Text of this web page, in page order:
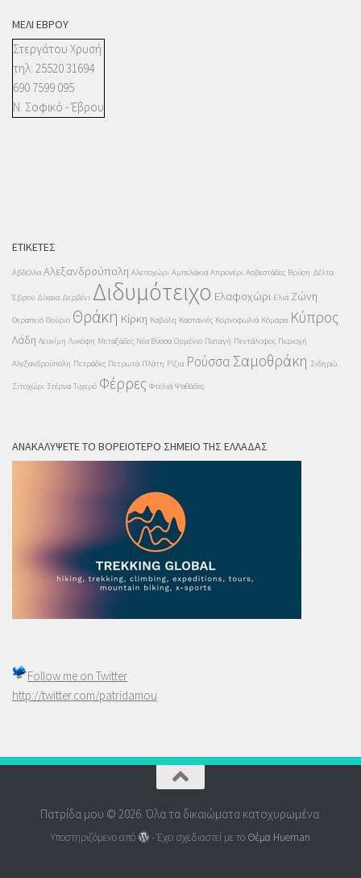
ΜΈΛΙ ΈΒΡΟΥ
Στεργάτου Χρυσή
τηλ: 25520 31694
690 7599 095
Ν. Σοφικό - Έβρου
ΕΤΙΚΈΤΕΣ
Αβδέλλα Αλεξανδρούπολη Αλεποχώρι Αμπελάκια Απρονέρι Ασβεστάδες Βρύση Δέλτα
Έβρου Δίκαια Δερβένι Διδυμότειχο Ελαφοχώρι Ελιά Ζώνη
Θεραπειό Θούριο Θράκη Κίρκη Καβύλη Καστανιές Κορνοφωλιά Κόμαρα Κύπρος
Λάδη Λευκίμη Λυκόφη Μεταξάδες Νέα Βύσσα Ορμένιο Παταγή Πεντάλοφος Περιοχή
Αλεξανδρούπολη Πετράδες Πετρωτά Πλάτη Ρίζια Ρούσσα Σαμοθράκη Σιδηρώ
Σιτοχώρι Στέρνα Τυχερό Φέρρες Φτελιά Ψαθάδες
ΑΝΑΚΑΛΎΨΕΤΕ ΤΟ ΒΟΡΕΙΌΤΕΡΟ ΣΗΜΕΊΟ ΤΗΣ ΕΛΛΆΔΑΣ
Follow me on Twitter
http://twitter.com/patridamou
Πατρίδα μου © 2026. Όλα τα δικαιώματα κατοχυρωμένα.
Υποστηριζόμενο από - Έχει σχεδιαστεί με το Θέμα Ηueman